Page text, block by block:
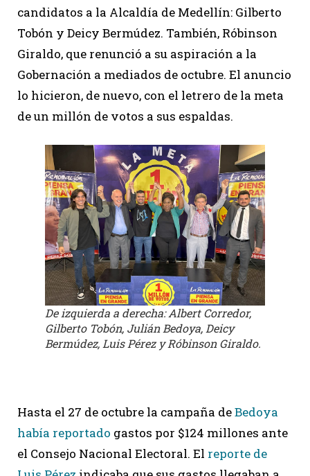
candidatos a la Alcaldía de Medellín: Gilberto
Tobón y Deicy Bermúdez. También, Róbinson
Giraldo, que renunció a su aspiración a la
Gobernación a mediados de octubre. El anuncio
lo hicieron, de nuevo, con el letrero de la meta
de un millón de votos a sus espaldas.
De izquierda a derecha: Albert Corredor,
Gilberto Tobón, Julián Bedoya, Deicy
Bermúdez, Luis Pérez y Róbinson Giraldo.
Hasta el 27 de octubre la campaña deBedoya
había reportado gastos por $124 millones ante
el Consejo Nacional Electoral. El reporte de